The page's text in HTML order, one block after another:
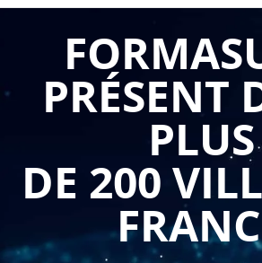
PRÉSENT
PLUS
DE 200